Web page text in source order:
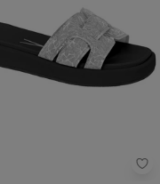
Moleca